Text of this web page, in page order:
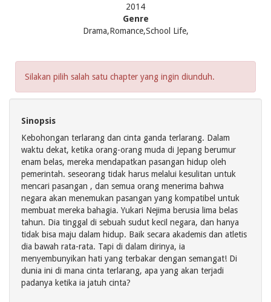
2014
Genre
Drama,Romance,School Life,
Silakan pilih salah satu chapter yang ingin diunduh.
Sinopsis
Kebohongan terlarang dan cinta ganda terlarang. Dalam
waktu dekat, ketika orang-orang muda di Jepang berumur
enam belas, mereka mendapatkan pasangan hidup oleh
pemerintah. seseorang tidak harus melalui kesulitan untuk
mencari pasangan , dan semua orang menerima bahwa
negara akan menemukan pasangan yang kompatibel untuk
membuat mereka bahagia. Yukari Nejima berusia lima belas
tahun. Dia tinggal di sebuah sudut kecil negara, dan hanya
tidak bisa maju dalam hidup. Baik secara akademis dan atletis
dia bawah rata-rata. Tapi di dalam dirinya, ia
menyembunyikan hati yang terbakar dengan semangat! Di
dunia ini di mana cinta terlarang, apa yang akan terjadi
padanya ketika ia jatuh cinta?